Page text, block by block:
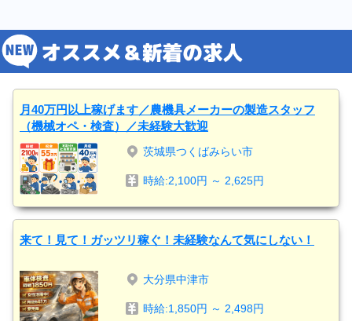
月40万円以上稼げます／農機具メーカーの製造スタッフ
（機械オペ・検査）／未経験大歓迎
茨城県つくばみらい市
時給:2,100円 ～ 2,625円
来て！見て！ガッツリ稼ぐ！未経験なんて気にしない！
大分県中津市
時給:1,850円 ～ 2,498円